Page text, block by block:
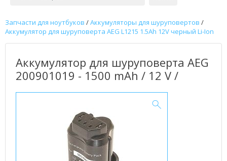
Запчасти для ноутбуков /Аккумуляторы для шуруповертов /
Аккумулятор для шуруповерта AEG L1215 1.5Ah 12V черный Li-Ion
Аккумулятор для шуруповерта AEG
200901019 - 1500 mAh / 12 V /